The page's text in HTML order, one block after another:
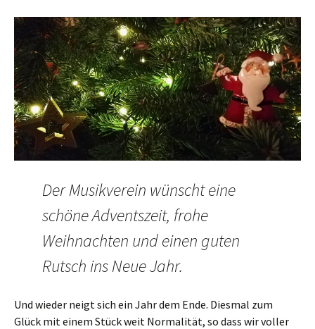
Der Musikverein wünscht eine
schöne Adventszeit, frohe
Weihnachten und einen guten
Rutsch ins Neue Jahr.
Und wieder neigt sich ein Jahr dem Ende. Diesmal zum
Glück mit einem Stück weit Normalität, so dass wir voller